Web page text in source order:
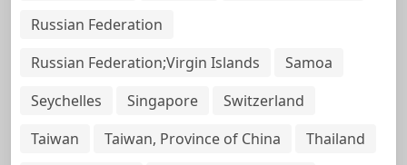
Russian Federation
Russian Federation;Virgin Islands
Samoa
Seychelles
Singapore
Switzerland
Taiwan
Taiwan, Province of China
Thailand